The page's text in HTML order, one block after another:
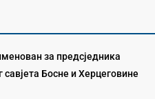
за предсједника
савјета Босне и Херцеговине